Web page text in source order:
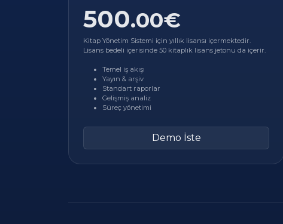
500.00€
Kitap Yönetim Sistemi için yıllık lisansı içermektedir.
Lisans bedeli içerisinde 50 kitaplık lisans jetonu da içerir.
Temel iş akışı
Yayın & arşiv
Standart raporlar
Gelişmiş analiz
Süreç yönetimi
Demo İste